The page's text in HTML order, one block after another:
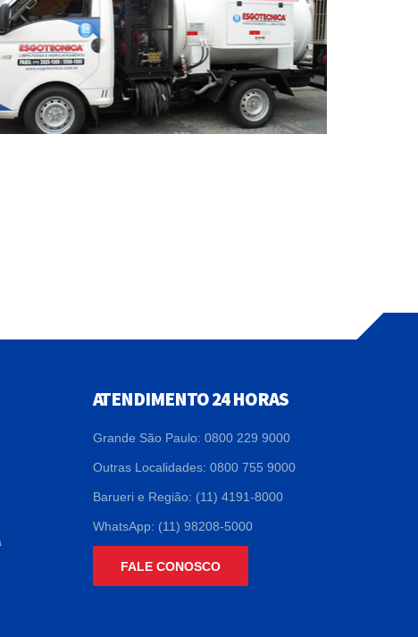
ATENDIMENTO 24 HORAS
Grande São Paulo: 0800 229 9000
Outras Localidades: 0800 755 9000
Barueri e Região: (11) 4191-8000
WhatsApp: (11) 98208-5000
FALE CONOSCO